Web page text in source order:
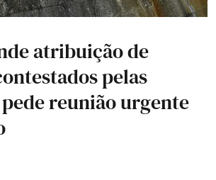
atribuição de
pelas
reunião urgente